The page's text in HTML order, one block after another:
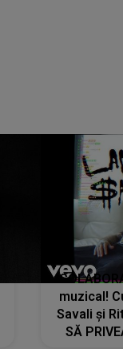
muzical!
Savali și
SĂ